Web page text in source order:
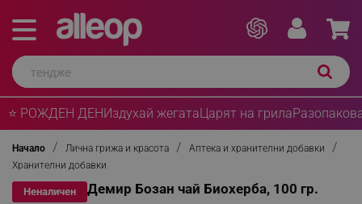
⭐ РОЖДЕН ДЕНИздухай жегатаЦарят на грила
Начало Лична грижа и красота
Аптека и хранителни добавки
Хранителни добавки
Неналичен Демир Бозан чай Биохерба, 100 гр.